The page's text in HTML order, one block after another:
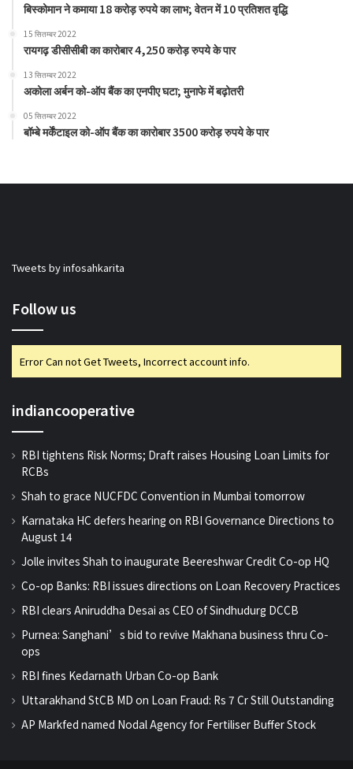
बिस्कोमान ने कमाया 18 करोड़ रुपये का लाभ; वेतन में 10 प्रतिशत वृद्धि
15 सितम्बर 2022
रायगढ़ डीसीसीबी का कारोबार 4,250 करोड़ रुपये के पार
13 सितम्बर 2022
अकोला अर्बन को-ऑप बैंक का एनपीए घटा; मुनाफे में बढ़ोतरी
05 सितम्बर 2022
बॉम्बे मर्केंटाइल को-ऑप बैंक का कारोबार 3500 करोड़ रुपये के पार
Tweets by infosahkarita
Follow us
Error Can not Get Tweets, Incorrect account info.
indiancooperative
RBI tightens Risk Norms; Draft raises Housing Loan Limits for
RCBs
Shah to grace NUCFDC Convention in Mumbai tomorrow
Karnataka HC defers hearing on RBI Governance Directions to
August 14
Jolle invites Shah to inaugurate Beereshwar Credit Co-op HQ
Co-op Banks: RBI issues directions on Loan Recovery Practices
RBI clears Aniruddha Desai as CEO of Sindhudurg DCCB
Purnea: Sanghani’s bid to revive Makhana business thru Co-
ops
RBI fines Kedarnath Urban Co-op Bank
Uttarakhand StCB MD on Loan Fraud: Rs 7 Cr Still Outstanding
AP Markfed named Nodal Agency for Fertiliser Buffer Stock